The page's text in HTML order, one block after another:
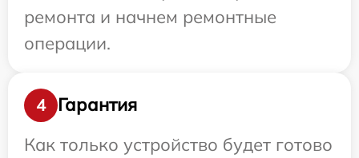
ремонта и начнем ремонтные
операции.
4
Гарантия
Как только устройство будет готово